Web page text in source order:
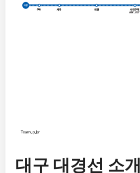
대구 대경선 소개